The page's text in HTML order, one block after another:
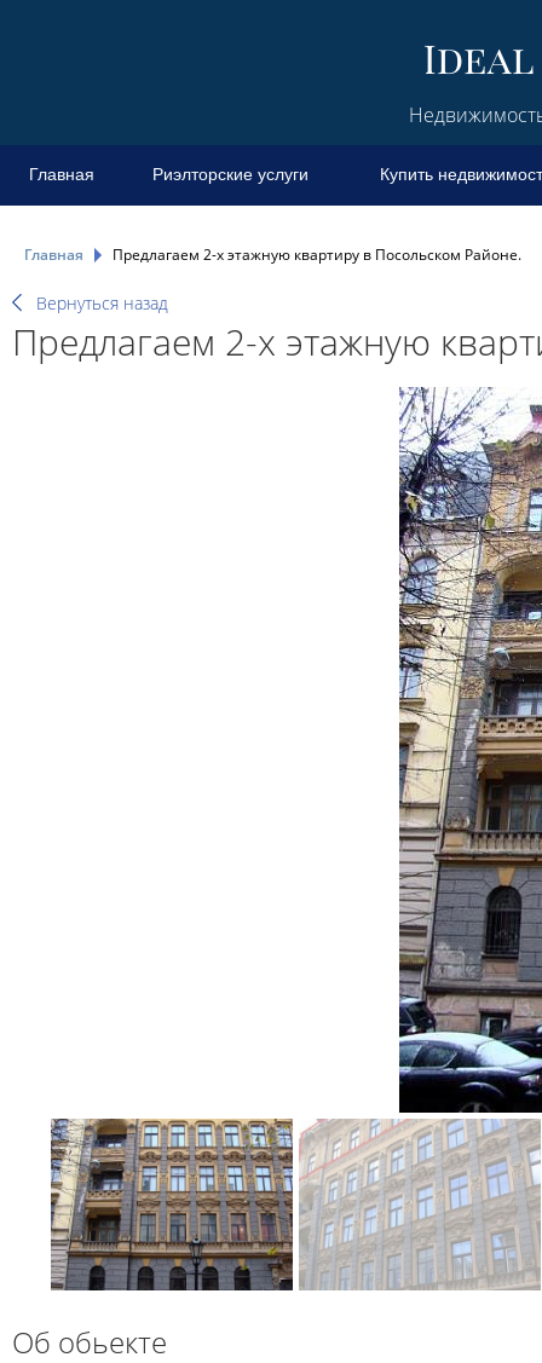
Главная Риэлторские услуги Купить
Главная Предлагаем 2-х этажную квартиру в Посольском Районе.
Вернуться назад
Предлагаем 2-х этажную
Об обьекте